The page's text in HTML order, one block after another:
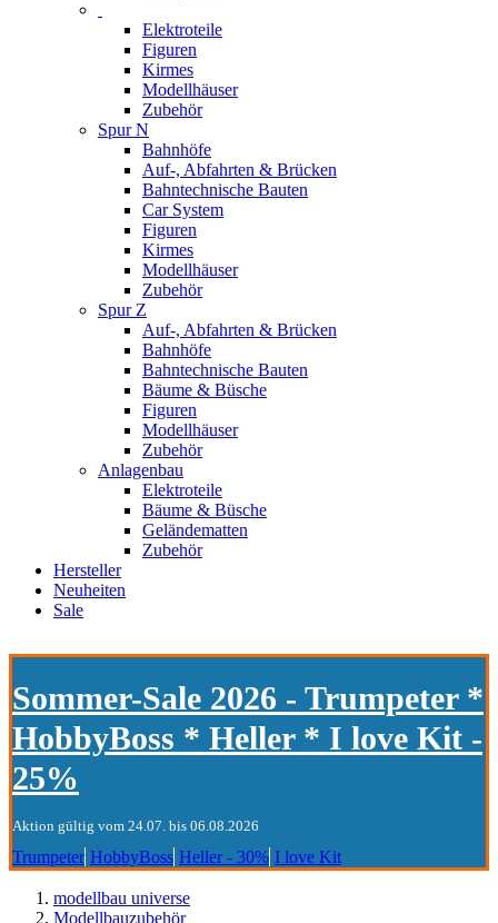
Elektroteile
Figuren
Kirmes
Modellhäuser
Zubehör
Spur N
Bahnhöfe
Auf-, Abfahrten & Brücken
Bahntechnische Bauten
Car System
Figuren
Kirmes
Modellhäuser
Zubehör
Spur Z
Auf-, Abfahrten & Brücken
Bahnhöfe
Bahntechnische Bauten
Bäume & Büsche
Figuren
Modellhäuser
Zubehör
Anlagenbau
Elektroteile
Bäume & Büsche
Geländematten
Zubehör
Hersteller
Neuheiten
Sale
Sommer-Sale 2026 - Trumpeter *
HobbyBoss * Heller * I love Kit -
25%
Aktion gültig vom 24.07. bis 06.08.2026
Trumpeter HobbyBoss Heller - 30% I love Kit
modellbau universe
Modellbauzubehör